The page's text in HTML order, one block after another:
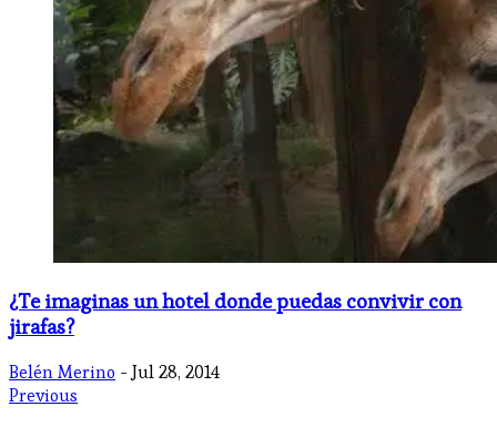
¿Te imaginas un hotel donde puedas convivir con
jirafas?
Belén Merino - Jul 28, 2014
Previous